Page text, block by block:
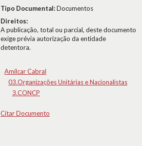
Tipo Documental:Documentos
Direitos:
A publicação, total ou parcial, deste documento
exige prévia autorização da entidade
detentora.
Amílcar Cabral
03.Organizações Unitárias e Nacionalistas
3.CONCP
Citar Documento